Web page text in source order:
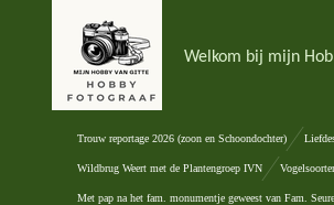
Welkom bij mijn
Trouw reportage 2026 (zoon en Schoondochter)
Wildbrug Weert met de Plantengroep IVN
Met pap na het fam. monumentje geweest van Fam.